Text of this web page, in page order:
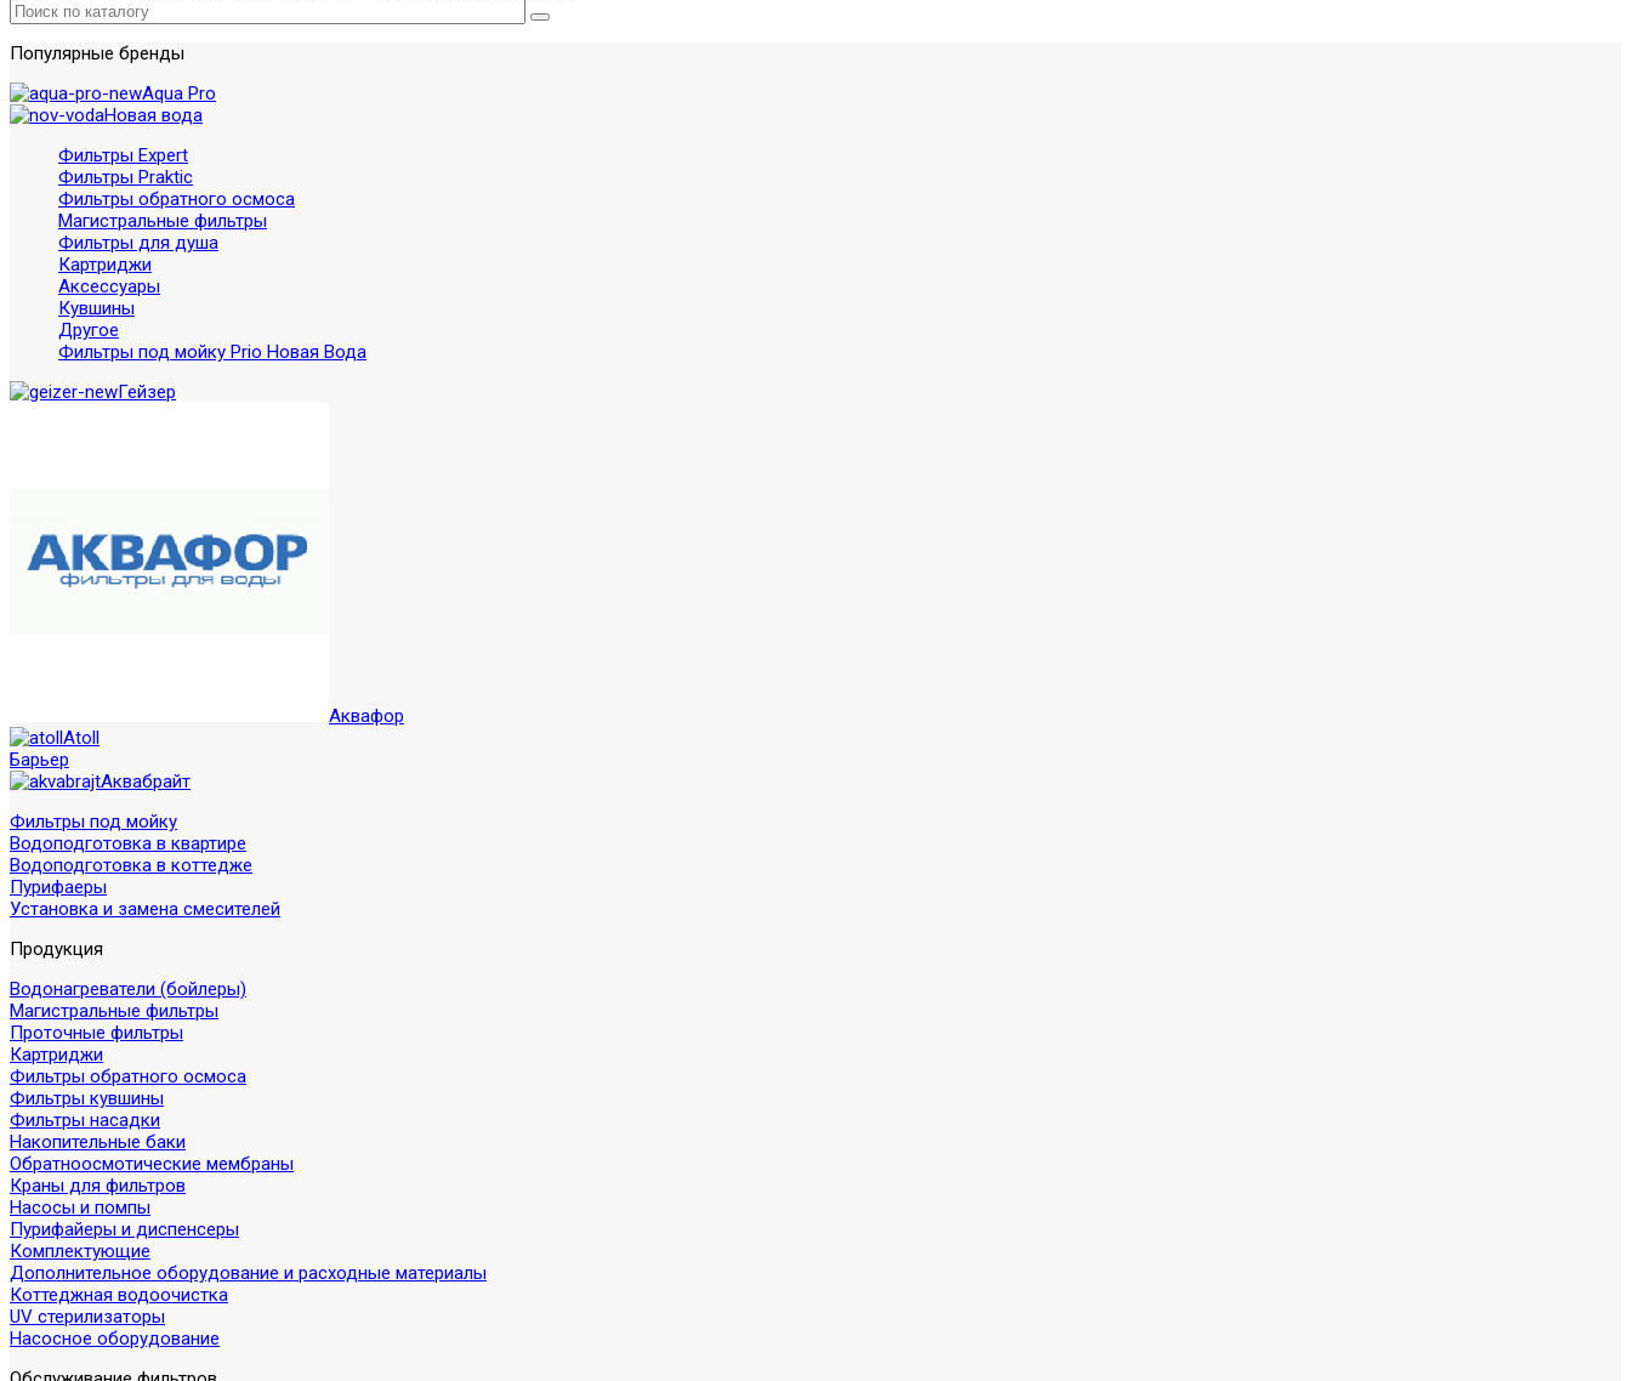
Популярные бренды
Aqua Pro
Новая вода
Фильтры Expert
Фильтры Praktic
Фильтры обратного осмоса
Магистральные фильтры
Фильтры для душа
Картриджи
Аксессуары
Кувшины
Другое
Фильтры под мойку Prio Новая Вода
Гейзер
Аквафор
Atoll
Барьер
Аквабрайт
Фильтры под мойку
Водоподготовка в квартире
Водоподготовка в коттедже
Пурифаеры
Установка и замена смесителей
Продукция
Водонагреватели (бойлеры)
Магистральные фильтры
Проточные фильтры
Картриджи
Фильтры обратного осмоса
Фильтры кувшины
Фильтры насадки
Накопительные баки
Обратноосмотические мембраны
Краны для фильтров
Насосы и помпы
Пурифайеры и диспенсеры
Комплектующие
Дополнительное оборудование и расходные материалы
Коттеджная водоочистка
UV стерилизаторы
Насосное оборудование